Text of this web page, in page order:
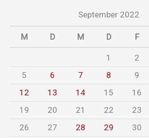
September 2022
M D M D F
1 2
5
6 7 8 9
12
13 14 15 16
19
20 21 22 23
26
27 28 29 30